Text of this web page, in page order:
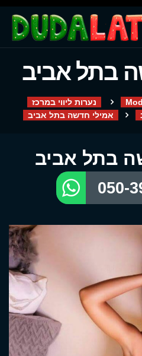
בתל אביב
נערות ליווי במרכז
אמילי חדשה בתל אביב
בתל אביב
050-